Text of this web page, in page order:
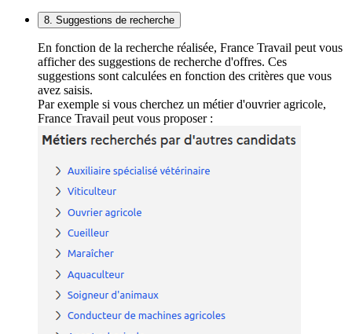
8. Suggestions de recherche
En fonction de la recherche réalisée, France Travail peut vous
afficher des suggestions de recherche d'offres. Ces
suggestions sont calculées en fonction des critères que vous
avez saisis.
Par exemple si vous cherchez un métier d'ouvrier agricole,
France Travail peut vous proposer :